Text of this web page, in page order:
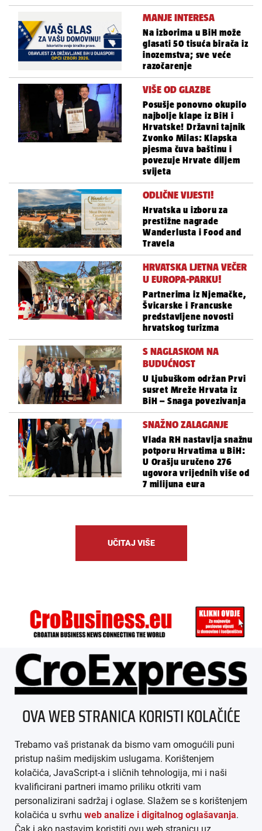
MANJE INTERESA
Na izborima u BiH može
glasati 50 tisuća birača iz
inozemstva; sve veće
razočarenje
VIŠE OD GLAZBE
Posušje ponovno okupilo
najbolje klape iz BiH i
Hrvatske! Državni tajnik
Zvonko Milas: Klapska
pjesma čuva baštinu i
povezuje Hrvate diljem
svijeta
ODLIČNE VIJESTI!
Hrvatska u izboru za
prestižne nagrade
Wanderlusta i Food and
Travela
HRVATSKA LJETNA VEČER
U EUROPA-PARKU!
Partnerima iz Njemačke,
Švicarske i Francuske
predstavljene novosti
hrvatskog turizma
S NAGLASKOM NA
BUDUĆNOST
U Ljubuškom održan Prvi
susret Mreže Hrvata iz
BiH – Snaga povezivanja
SNAŽNO ZALAGANJE
Vlada RH nastavlja snažnu
potporu Hrvatima u BiH:
U Orašju uručeno 276
ugovora vrijednih više od
7 milijuna eura
UČITAJ VIŠE
ÜBER UNS
IMPRESSUM
AGB
DATENSCHUTZ
MEDIADATEN
OVA WEB STRANICA KORISTI KOLAČIĆE
Trebamo vaš pristanak da bismo vam omogućili puni
pristup našim medijskim uslugama. Korištenjem
kolačića, JavaScript-a i sličnih tehnologija, mi i naši
kvalificirani partneri imamo priliku otkriti vam
personalizirani sadržaj i oglase. Slažem se s korištenjem
kolačića u svrhu web analize i digitalnog oglašavanja.